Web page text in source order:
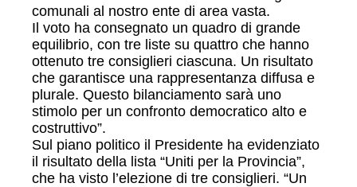
comunali al nostro ente di area vasta.
Il voto ha consegnato un quadro di grande
equilibrio, con tre liste su quattro che hanno
ottenuto tre consiglieri ciascuna. Un risultato
che garantisce una rappresentanza diffusa e
plurale. Questo bilanciamento sarà uno
stimolo per un confronto democratico alto e
costruttivo”.
Sul piano politico il Presidente ha evidenziato
il risultato della lista “Uniti per la Provincia”,
che ha visto l’elezione di tre consiglieri. “Un